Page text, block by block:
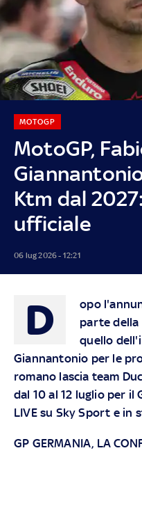
MotoGP,
Ktm dal
ufficiale
MOTOGP
06 lug 2026 - 12:21
D
opo
parte della
quello
Giannantonio per le
romano lascia team
dal 10 al 12 luglio per il
LIVE su Sky Sport e in
GP GERMANIA, LA